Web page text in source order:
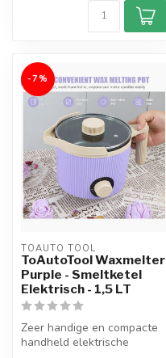
-7%
TOAUTO TOOL
ToAutoTool Waxmelter
Purple - Smeltketel
Elektrisch - 1,5 LT
Zeer handige en compacte
handheld elektrische